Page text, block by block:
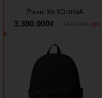
#40454a#b76e79
Pisani X9 YG1849A
3.390.000₫
-26%